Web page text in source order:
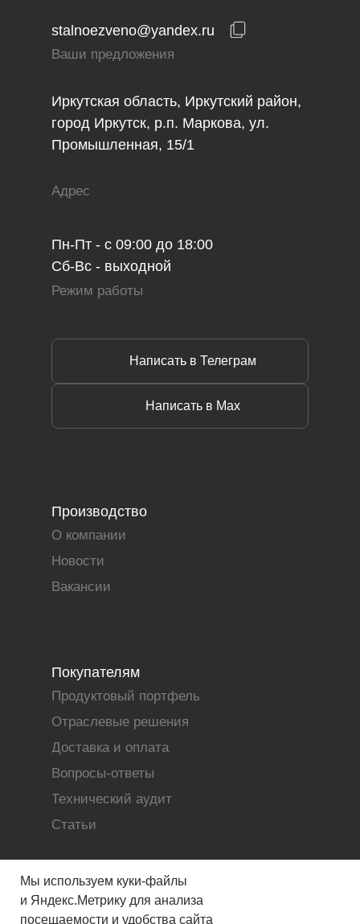
Мы используем куки-файлы
и Яндекс.Метрику для анализа
посещаемости и удобства сайта
stalnoezveno@yandex.ru
Ваши предложения
Иркутская область, Иркутский район,
город Иркутск, р.п. Маркова, ул.
Промышленная, 15/1
Адрес
Пн-Пт - с 09:00 до 18:00
Сб-Вс - выходной
Режим работы
Производство
О компании
Новости
Вакансии
Покупателям
Продуктовый портфель
Отраслевые решения
Доставка и оплата
Вопросы-ответы
Технический аудит
Статьи
Написать в Телеграм
Написать в Max